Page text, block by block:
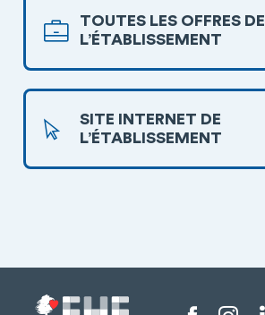
TOUTES LES OFFRES DE
L’ÉTABLISSEMENT
SITE INTERNET DE
L’ÉTABLISSEMENT